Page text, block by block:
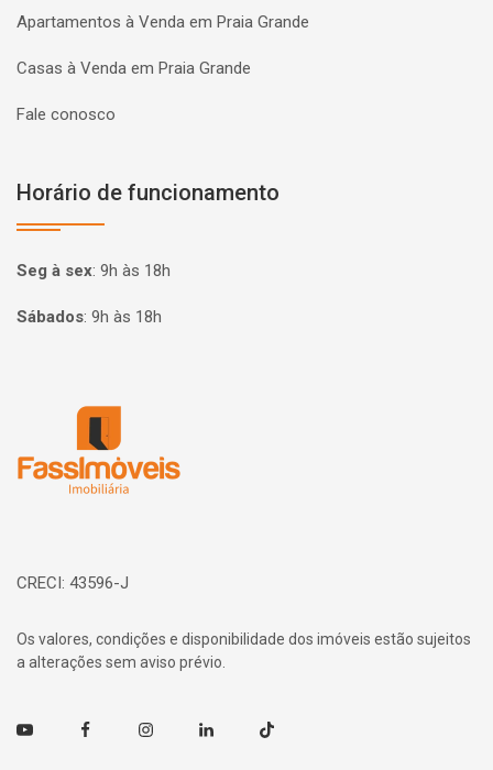
Apartamentos à Venda em Praia Grande
Casas à Venda em Praia Grande
Fale conosco
Horário de funcionamento
Seg à sex: 9h às 18h
Sábados: 9h às 18h
CRECI: 43596-J
Os valores, condições e disponibilidade dos imóveis estão sujeitos
a alterações sem aviso prévio.
Youtube FacebookInstagramLinkedin TikTok